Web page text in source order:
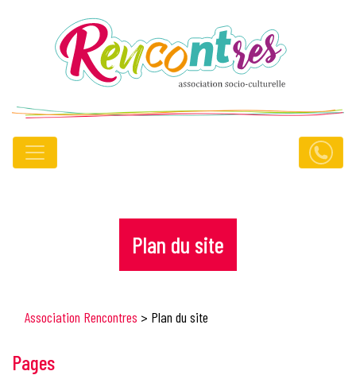
Plan du site
Association Rencontres > Plan du site
Pages